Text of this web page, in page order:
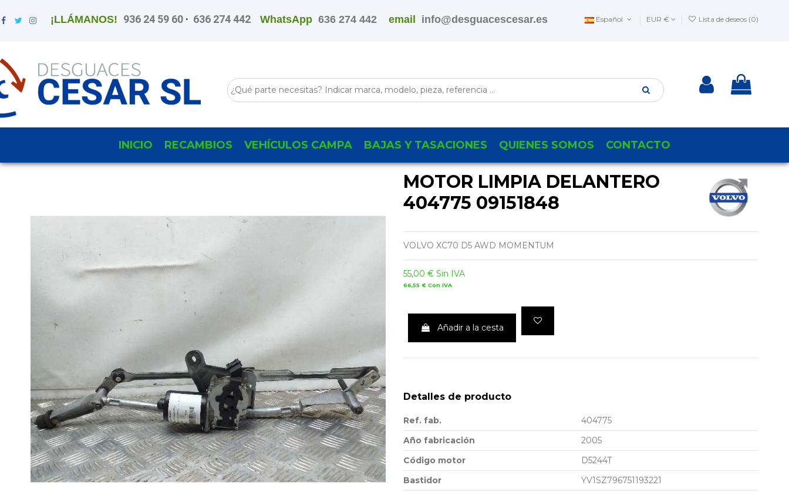
¡LLÁMANOS! 936 24 59 60 · 636 274 442 WhatsApp636 274 442 email info@desguacescesar.es Español EUR € Lista de deseos (0)
INICIO RECAMBIOS VEHÍCULOS CAMPA BAJAS Y TASACIONES QUIENES SOMOS CONTACTO
MOTOR LIMPIA DELANTERO
404775 09151848
VOLVO XC70 D5 AWD MOMENTUM
55,00 € Sin IVA
66,55 € Con IVA
Añadir a la cesta
Detalles de producto
Ref. fab.
404775
Año fabricación
2005
Código motor
D5244T
Bastidor
YV1SZ796751193221